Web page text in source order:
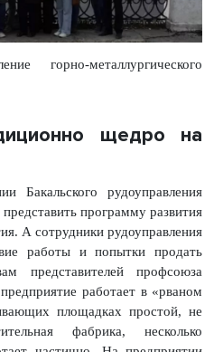
горно-металлургического
щедро на
Бакальского рудоуправления
программу развития
А сотрудники рудоуправления
работы и попытки продать
представителей профсоюза
работает в «рваном
площадках простой, не
фабрика, несколько